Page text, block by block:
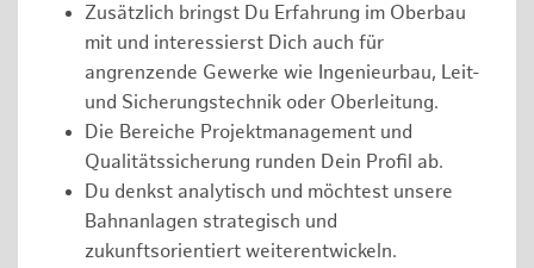
Zusätzlich bringst Du Erfahrung im Oberbau
mit und interessierst Dich auch für
angrenzende Gewerke wie Ingenieurbau, Leit-
und Sicherungstechnik oder Oberleitung.
Die Bereiche Projektmanagement und
Qualitätssicherung runden Dein Profil ab.
Du denkst analytisch und möchtest unsere
Bahnanlagen strategisch und
zukunftsorientiert weiterentwickeln.